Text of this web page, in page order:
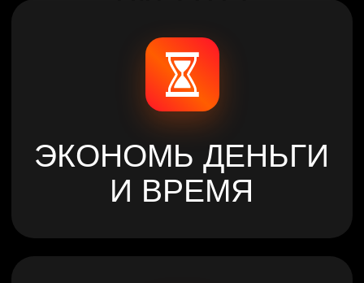
САМАЯ КРУПНАЯ
ФИТНЕС-
КЛУБОВ В
АСТАНЕ